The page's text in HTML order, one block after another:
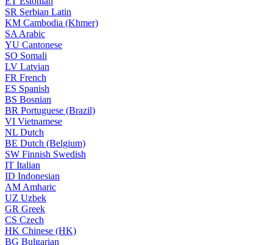
SR Serbian Latin
KM Cambodia (Khmer)
SA Arabic
YU Cantonese
SO Somali
LV Latvian
FR French
ES Spanish
BS Bosnian
BR Portuguese (Brazil)
VI Vietnamese
NL Dutch
BE Dutch (Belgium)
SW Finnish Swedish
IT Italian
ID Indonesian
AM Amharic
UZ Uzbek
GR Greek
CS Czech
HK Chinese (HK)
BG Bulgarian